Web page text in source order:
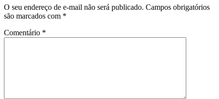
O seu endereço de e-mail não será publicado. Campos obrigatórios
são marcados com *
Comentário *